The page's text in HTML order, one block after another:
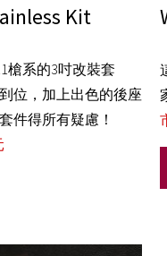
Kit
槍系的3吋改裝套
位，加上出色的後座
件得所有疑慮！